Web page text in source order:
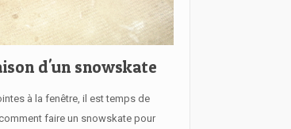
d'un snowskate
à la fenêtre, il est temps de
faire un snowskate pour